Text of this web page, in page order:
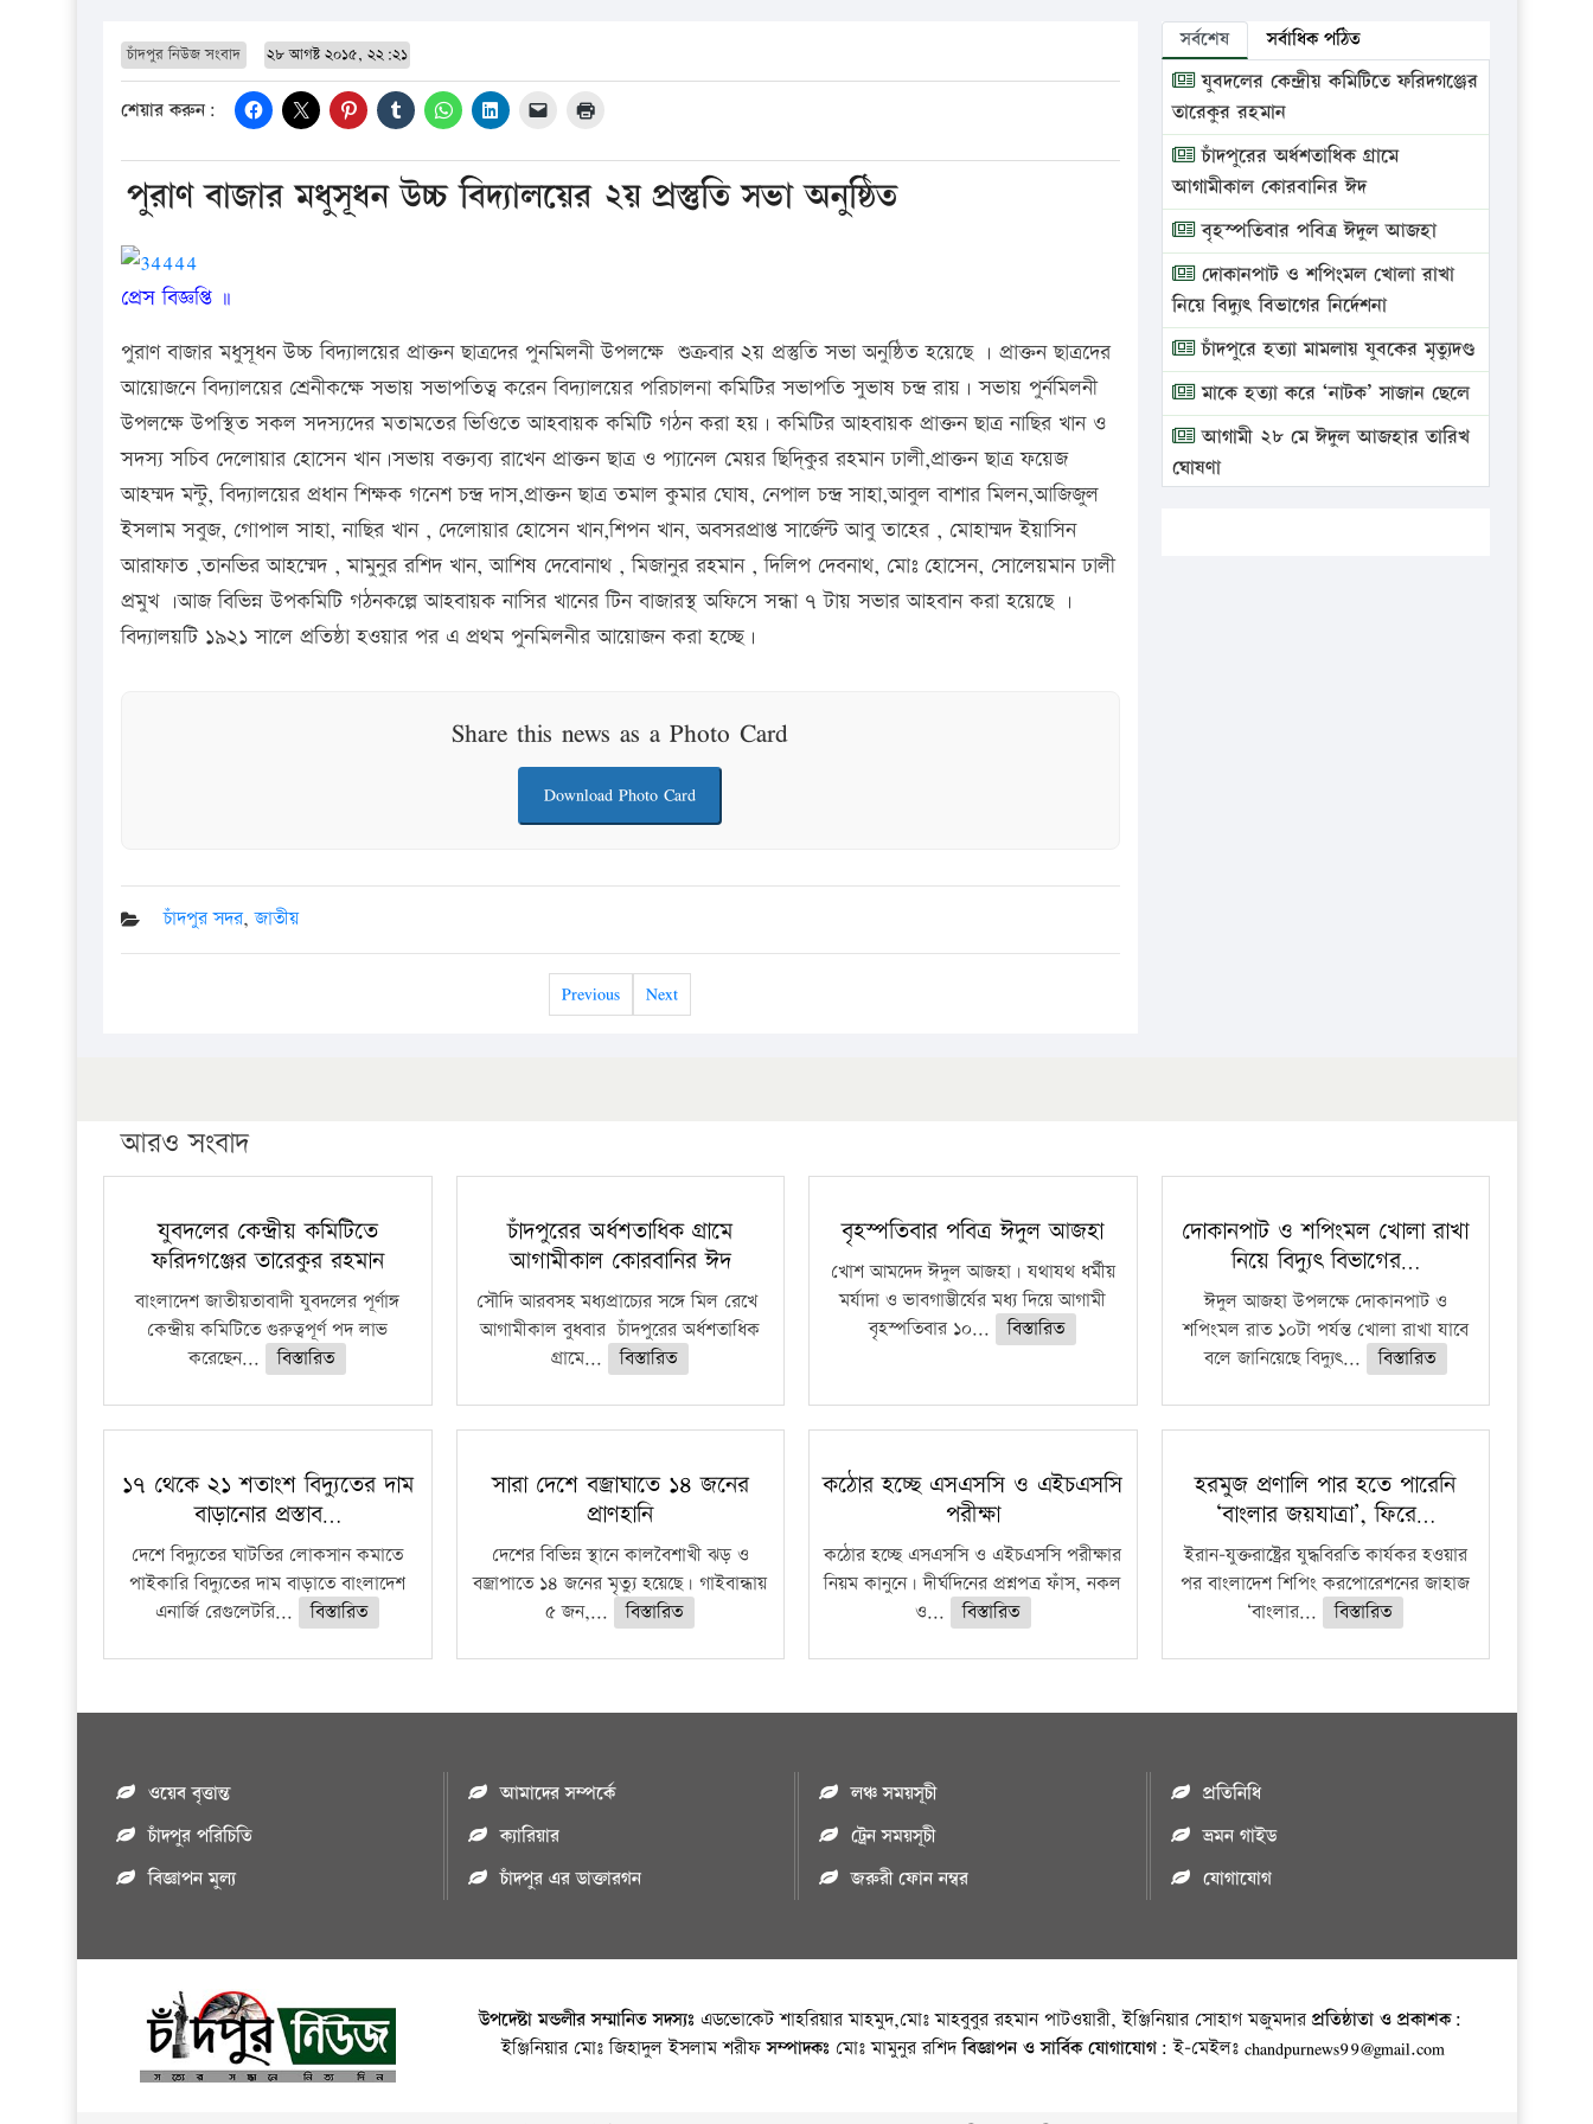
চাঁদপুর নিউজ সংবাদ ২৮ আগষ্ট ২০১৫, ২২:২১
শেয়ার করুন:
পুরাণ বাজার মধুসূধন উচ্চ বিদ্যালয়ের ২য় প্রস্তুতি সভা অনুষ্ঠিত
প্রেস বিজ্ঞপ্তি ॥
পুরাণ বাজার মধুসূধন উচ্চ বিদ্যালয়ের প্রাক্তন ছাত্রদের পুনমিলনী উপলক্ষে শুক্রবার ২য় প্রস্তুতি সভা অনুষ্ঠিত হয়েছে । প্রাক্তন ছাত্রদের
আয়োজনে বিদ্যালয়ের শ্রেনীকক্ষে সভায় সভাপতিত্ব করেন বিদ্যালয়ের পরিচালনা কমিটির সভাপতি সুভাষ চন্দ্র রায়। সভায় পুর্নমিলনী
উপলক্ষে উপস্থিত সকল সদস্যদের মতামতের ভিওিতে আহবায়ক কমিটি গঠন করা হয়। কমিটির আহবায়ক প্রাক্তন ছাত্র নাছির খান ও
সদস্য সচিব দেলোয়ার হোসেন খান।সভায় বক্ত্যব্য রাখেন প্রাক্তন ছাত্র ও প্যানেল মেয়র ছিদ্কিুর রহমান ঢালী,প্রাক্তন ছাত্র ফয়েজ
আহম্মদ মন্টু, বিদ্যালয়ের প্রধান শিক্ষক গনেশ চন্দ্র দাস,প্রাক্তন ছাত্র তমাল কুমার ঘোষ, নেপাল চন্দ্র সাহা,আবুল বাশার মিলন,আজিজুল
ইসলাম সবুজ, গোপাল সাহা, নাছির খান , দেলোয়ার হোসেন খান,শিপন খান, অবসরপ্রাপ্ত সার্জেন্ট আবু তাহের , মোহাম্মদ ইয়াসিন
আরাফাত ,তানভির আহম্মেদ , মামুনুর রশিদ খান, আশিষ দেবোনাথ , মিজানুর রহমান , দিলিপ দেবনাথ, মোঃ হোসেন, সোলেয়মান ঢালী
প্রমুখ ।আজ বিভিন্ন উপকমিটি গঠনকল্পে আহবায়ক নাসির খানের টিন বাজারস্থ অফিসে সন্ধা ৭ টায় সভার আহবান করা হয়েছে ।
বিদ্যালয়টি ১৯২১ সালে প্রতিষ্ঠা হওয়ার পর এ প্রথম পুনমিলনীর আয়োজন করা হচ্ছে।
Share this news as a Photo Card
Download Photo Card
চাঁদপুর সদর,জাতীয়
Previous Next
সর্বশেষ সর্বাধিক পঠিত
যুবদলের কেন্দ্রীয় কমিটিতে ফরিদগঞ্জের
তারেকুর রহমান
চাঁদপুরের অর্ধশতাধিক গ্রামে
আগামীকাল কোরবানির ঈদ
বৃহস্পতিবার পবিত্র ঈদুল আজহা
দোকানপাট ও শপিংমল খোলা রাখা
নিয়ে বিদ্যুৎ বিভাগের নির্দেশনা
চাঁদপুরে হত্যা মামলায় যুবকের মৃত্যুদণ্ড
মাকে হত্যা করে ‘নাটক’ সাজান ছেলে
আগামী ২৮ মে ঈদুল আজহার তারিখ
ঘোষণা
আরও সংবাদ
যুবদলের কেন্দ্রীয় কমিটিতে
ফরিদগঞ্জের তারেকুর রহমান
বাংলাদেশ জাতীয়তাবাদী যুবদলের পূর্ণাঙ্গ
কেন্দ্রীয় কমিটিতে গুরুত্বপূর্ণ পদ লাভ
করেছেন...
বিস্তারিত
চাঁদপুরের অর্ধশতাধিক গ্রামে
আগামীকাল কোরবানির ঈদ
সৌদি আরবসহ মধ্যপ্রাচ্যের সঙ্গে মিল রেখে
আগামীকাল বুধবার চাঁদপুরের অর্ধশতাধিক
গ্রামে...
বিস্তারিত
বৃহস্পতিবার পবিত্র ঈদুল আজহা
খোশ আমদেদ ঈদুল আজহা। যথাযথ ধর্মীয়
মর্যাদা ও ভাবগাম্ভীর্যের মধ্য দিয়ে আগামী
বৃহস্পতিবার ১০...
বিস্তারিত
দোকানপাট ও শপিংমল খোলা রাখা
নিয়ে বিদ্যুৎ বিভাগের…
ঈদুল আজহা উপলক্ষে দোকানপাট ও
শপিংমল রাত ১০টা পর্যন্ত খোলা রাখা যাবে
বলে জানিয়েছে বিদ্যুৎ...
বিস্তারিত
১৭ থেকে ২১ শতাংশ বিদ্যুতের দাম
বাড়ানোর প্রস্তাব…
দেশে বিদ্যুতের ঘাটতির লোকসান কমাতে
পাইকারি বিদ্যুতের দাম বাড়াতে বাংলাদেশ
এনার্জি রেগুলেটরি...
বিস্তারিত
সারা দেশে বজ্রাঘাতে ১৪ জনের
প্রাণহানি
দেশের বিভিন্ন স্থানে কালবৈশাখী ঝড় ও
বজ্রাপাতে ১৪ জনের মৃত্যু হয়েছে। গাইবান্ধায়
৫ জন,...
বিস্তারিত
কঠোর হচ্ছে এসএসসি ও এইচএসসি
পরীক্ষা
কঠোর হচ্ছে এসএসসি ও এইচএসসি পরীক্ষার
নিয়ম কানুনে। দীর্ঘদিনের প্রশ্নপত্র ফাঁস, নকল
ও...
বিস্তারিত
হরমুজ প্রণালি পার হতে পারেনি
‘বাংলার জয়যাত্রা’, ফিরে…
ইরান-যুক্তরাষ্ট্রের যুদ্ধবিরতি কার্যকর হওয়ার
পর বাংলাদেশ শিপিং করপোরেশনের জাহাজ
‘বাংলার...
বিস্তারিত
ওয়েব বৃত্তান্ত
চাঁদপুর পরিচিতি
বিজ্ঞাপন মুল্য
আমাদের সম্পর্কে
ক্যারিয়ার
চাঁদপুর এর ডাক্তারগন
লঞ্চ সময়সূচী
ট্রেন সময়সূচী
জরুরী ফোন নম্বর
প্রতিনিধি
ভ্রমন গাইড
যোগাযোগ
উপদেষ্টা মন্ডলীর সম্মানিত সদস্যঃ এডভোকেট শাহরিয়ার মাহমুদ,মোঃ মাহবুবুর রহমান পাটওয়ারী, ইঞ্জিনিয়ার সোহাগ মজুমদারপ্রতিষ্ঠাতা ও প্রকাশক:
ইঞ্জিনিয়ার মোঃ জিহাদুল ইসলাম শরীফসম্পাদকঃ মোঃ মামুনুর রশিদবিজ্ঞাপন ও সার্বিক যোগাযোগ: ই-মেইলঃ chandpurnews99@gmail.com